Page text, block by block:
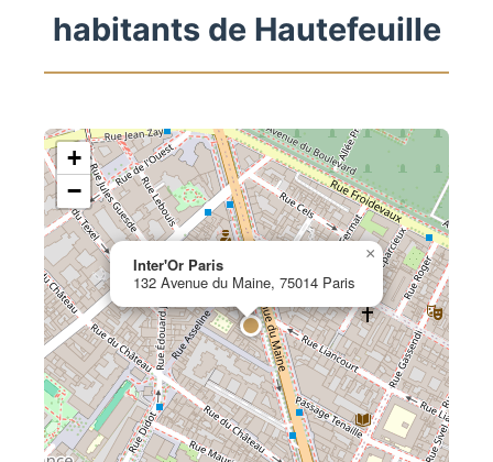
habitants de Hautefeuille
Inter'Or Paris
132 Avenue du Maine, 75014 Paris
×
+
−